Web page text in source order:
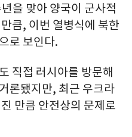
을 맞아 양국이 군사적
큼, 이번 열병식에 북한
로 보인다.
직접 러시아를 방문해
론됐지만, 최근 우크라
만큼 안전상의 문제로